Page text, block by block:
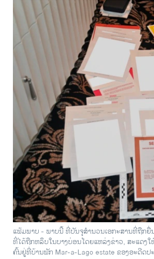
ແຟ້ມພາບ - ພາບນີ້ ທີ່ບັນຈຸສຳນວນເອກະສານທີ່ຖືກຍື່
ທີ່ໄດ້ຖືກຫລຶບໃນບາງບ່ອນໂດຍແຫລ່ງຂ່າວ, ສະແດງ
ຄົ້ນຢູ່ທີ່ບ້ານພັກ Mar-a-Lago estate ຂອງອະດີດ